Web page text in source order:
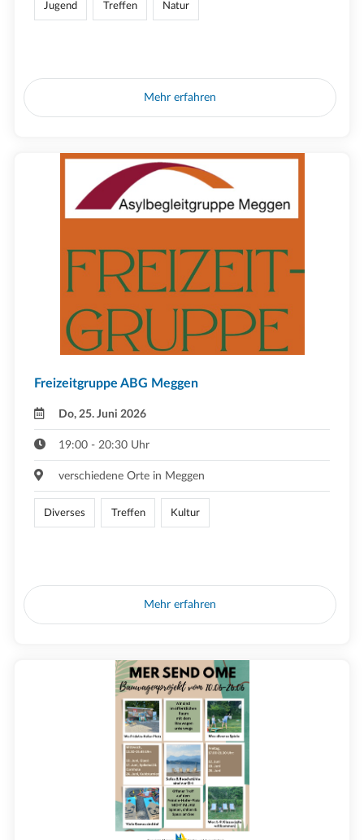
Jugend Treffen Natur
Mehr erfahren
Freizeitgruppe ABG Meggen
Do, 25. Juni 2026
19:00 - 20:30 Uhr
verschiedene Orte in Meggen
Diverses Treffen Kultur
Mehr erfahren